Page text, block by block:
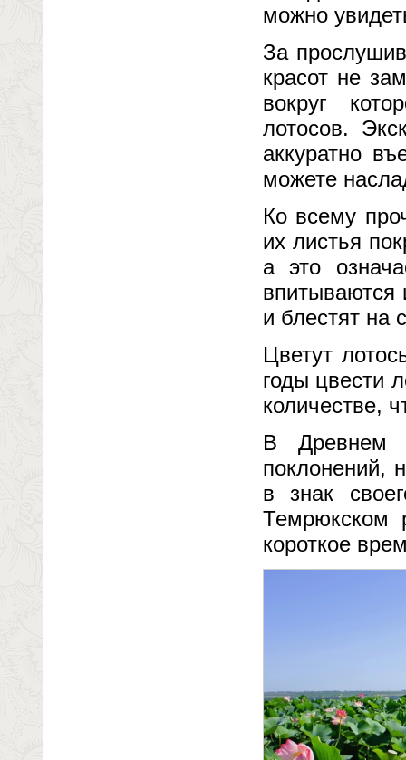
можно
За
красот не
вокруг
лотосов.
аккуратно
можете
Ко всему
их листья
а это
и блестят на
Цветут
годы цвести
количестве,
В Древнем
поклонений,
в знак
Темрюкском
короткое